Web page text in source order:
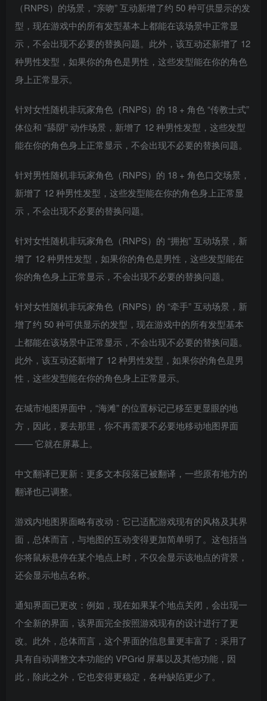
（RNPS）的场景，“亲吻” 互动新增了约 50 种可供显示的发
型，现在游戏中的所有发型基本上都能在该场景中正常显
示，不会出现不必要的替换问题。此外，该互动还新增了 12
种男性发型，如果你的角色是男性，这些发型能在你的角色
身上正常显示。
针对女性随机非玩家角色（RNPS）的 18 + 角色 “传教士式”
体位和 “舔阴” 动作场景，新增了 12 种男性发型，这些发型
能在你的角色身上正常显示，不会出现不必要的替换问题。
针对男性随机非玩家角色（RNPS）的 18 + 角色口交场景，
新增了 12 种男性发型，这些发型能在你的角色身上正常显
示，不会出现不必要的替换问题。
针对女性随机非玩家角色（RNPS）的 “拥抱” 互动场景，新
增了 12 种男性发型，如果你的角色是男性，这些发型能在
你的角色身上正常显示，不会出现不必要的替换问题。
针对女性随机非玩家角色（RNPS）的 “牵手” 互动场景，新
增了约 50 种可供显示的发型，现在游戏中的所有发型基本
上都能在该场景中正常显示，不会出现不必要的替换问题。
此外，该互动还新增了 12 种男性发型，如果你的角色是男
性，这些发型能在你的角色身上正常显示。
在城市地图界面中，“海滩” 的位置标记已移至更显眼的地
方，因此，要去那里，你不再需要不必要地移动地图界面
—— 它就在屏幕上。
中文翻译已更新：更多文本段落已被翻译，一些原有地方的
翻译也已调整。
游戏内地图界面略有改动：它已适配游戏现有的风格及其界
面，总体而言，与地图的互动变得更加简单明了。这包括当
你将鼠标悬停在某个地点上时，不仅会显示该地点的背景，
还会显示地点名称。
通知界面已更改：例如，现在如果某个地点关闭，会出现一
个全新的界面，该界面完全按照游戏现有的设计进行了更
改。此外，总体而言，这个界面的信息量更丰富了：采用了
具有自动调整文本功能的 VPGrid 屏幕以及其他功能，因
此，除此之外，它也变得更稳定，各种缺陷更少了。